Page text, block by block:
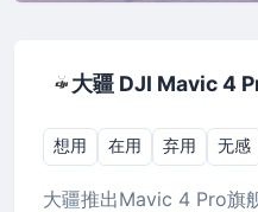
大疆 DJI Mavic 4
想用 在用 弃用 无感
大疆推出Mavic 4 Pro旗